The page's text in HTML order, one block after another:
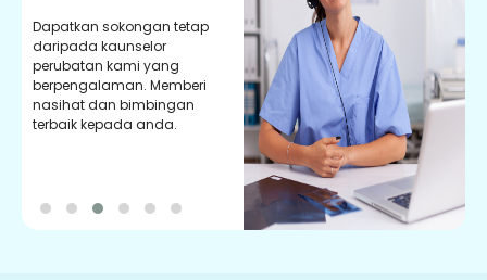
Dapatkan sokongan tetap
daripada kaunselor
perubatan kami yang
berpengalaman. Memberi
nasihat dan bimbingan
terbaik kepada anda.